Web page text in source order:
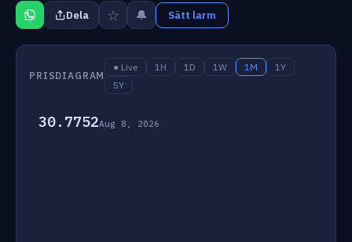
Dela ☆ 🔔 Sätt larm
PRISDIAGRAM
● Live 1H 1D 1W 1M
1Y
5Y
30.7752Aug 8, 2026